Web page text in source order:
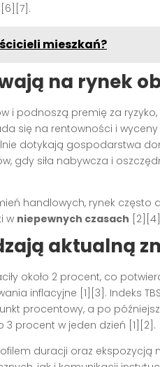
mieszkań?
na rynek
i podnoszą premię za
się na rentowności i wyceny
dotykają gospodarstwa
gdy siła nabywcza i
handlowych, rynek często
w niepewnych czasach
aktualną
około 2 procent, co
inflacyjne [1][3]. Indeks
procentowy, a po
3 procent w jeden dzień [1][2].
duracji oraz ekspozycją